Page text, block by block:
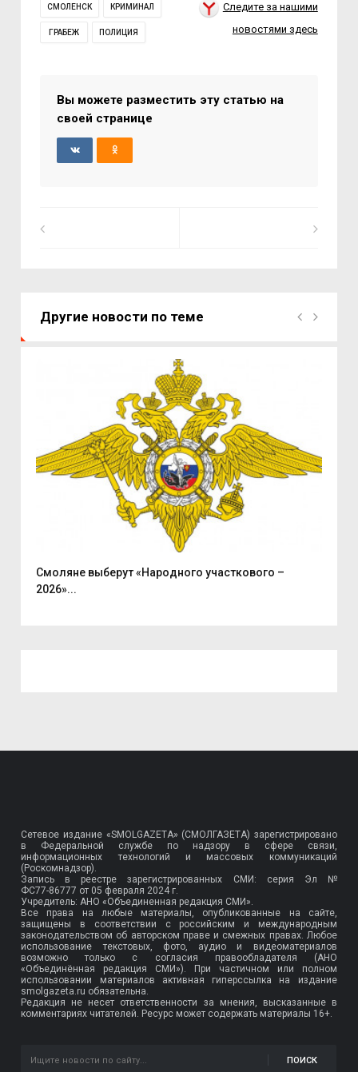
СМОЛЕНСК КРИМИНАЛ
ГРАБЕЖ ПОЛИЦИЯ
Следите за нашими
новостями здесь
Вы можете разместить эту статью на
своей странице
Другие новости по теме
Смоляне выберут «Народного участкового –
2026»...
Сетевое издание «SMOLGAZETA» (СМОЛГАЗЕТА) зарегистрировано
в Федеральной службе по надзору в сфере связи,
информационных технологий и массовых коммуникаций
(Роскомнадзор).
Запись в реестре зарегистрированных СМИ: серия Эл №
ФС77-86777 от 05 февраля 2024 г.
Учредитель: АНО «Объединенная редакция СМИ».
Все права на любые материалы, опубликованные на сайте,
защищены в соответствии с российским и международным
законодательством об авторском праве и смежных правах. Любое
использование текстовых, фото, аудио и видеоматериалов
возможно только с согласия правообладателя (АНО
«Объединённая редакция СМИ»). При частичном или полном
использовании материалов активная гиперссылка на издание
smolgazeta.ru обязательна.
Редакция не несет ответственности за мнения, высказанные в
комментариях читателей. Ресурс может содержать материалы 16+.
ПОИСК